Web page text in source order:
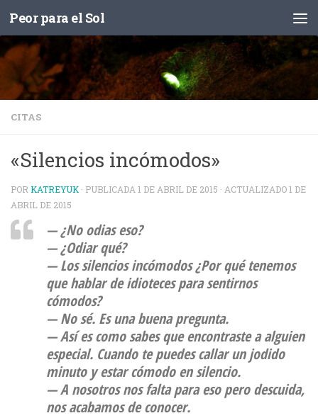
Saltar al contenido
Peor para el Sol
CITAS
«Silencios incómodos»
POR KATREYUK · PUBLICADA 1 DE ABRIL DE 2015 · ACTUALIZADO1 DE
ABRIL DE 2015
— ¿No odias eso?
— ¿Odiar qué?
— Los silencios incómodos ¿Por qué tenemos
que hablar de idioteces para sentirnos
cómodos?
— No sé. Es una buena pregunta.
— Así es como sabes que encontraste a alguien
especial. Cuando te puedes callar un jodido
minuto y estar cómodo en silencio.
— A nosotros nos falta para eso pero descuida,
nos acabamos de conocer.